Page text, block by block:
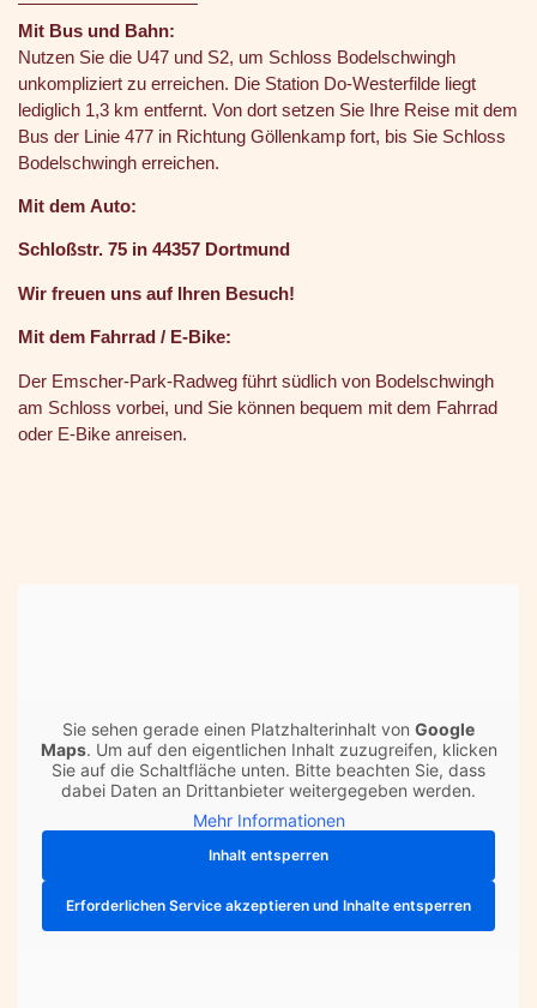
Mit Bus und Bahn:
Nutzen Sie die U47 und S2, um Schloss Bodelschwingh
unkompliziert zu erreichen. Die Station Do-Westerfilde liegt
lediglich 1,3 km entfernt. Von dort setzen Sie Ihre Reise mit dem
Bus der Linie 477 in Richtung Göllenkamp fort, bis Sie Schloss
Bodelschwingh erreichen.
Mit dem Auto:
Schloßstr. 75 in 44357 Dortmund
Wir freuen uns auf Ihren Besuch!
Mit dem Fahrrad / E-Bike:
Der Emscher-Park-Radweg führt südlich von Bodelschwingh
am Schloss vorbei, und Sie können bequem mit dem Fahrrad
oder E-Bike anreisen.
Sie sehen gerade einen Platzhalterinhalt von Google
Maps. Um auf den eigentlichen Inhalt zuzugreifen, klicken
Sie auf die Schaltfläche unten. Bitte beachten Sie, dass
dabei Daten an Drittanbieter weitergegeben werden.
Mehr Informationen
Inhalt entsperren
Erforderlichen Service akzeptieren und Inhalte entsperren